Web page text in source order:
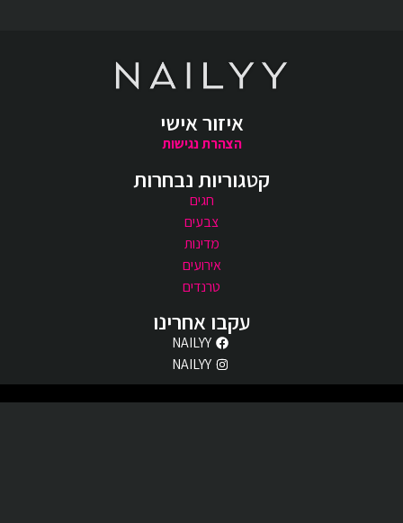
איזור אישי
הצהרת נגישות
קטגוריות נבחרות
חגים
צבעים
מדינות
אירועים
טרנדים
עקבו אחרינו
NAILYY
NAILYY